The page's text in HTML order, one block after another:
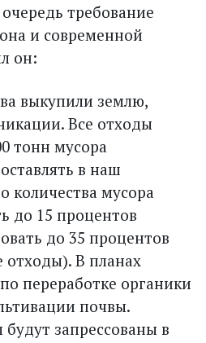
требование
и современной
он:
выкупили землю,
Все отходы
тонн мусора
в наш
количества мусора
до 15 процентов
до 35 процентов
В планах
переработке органики
почвы.
запрессованы в